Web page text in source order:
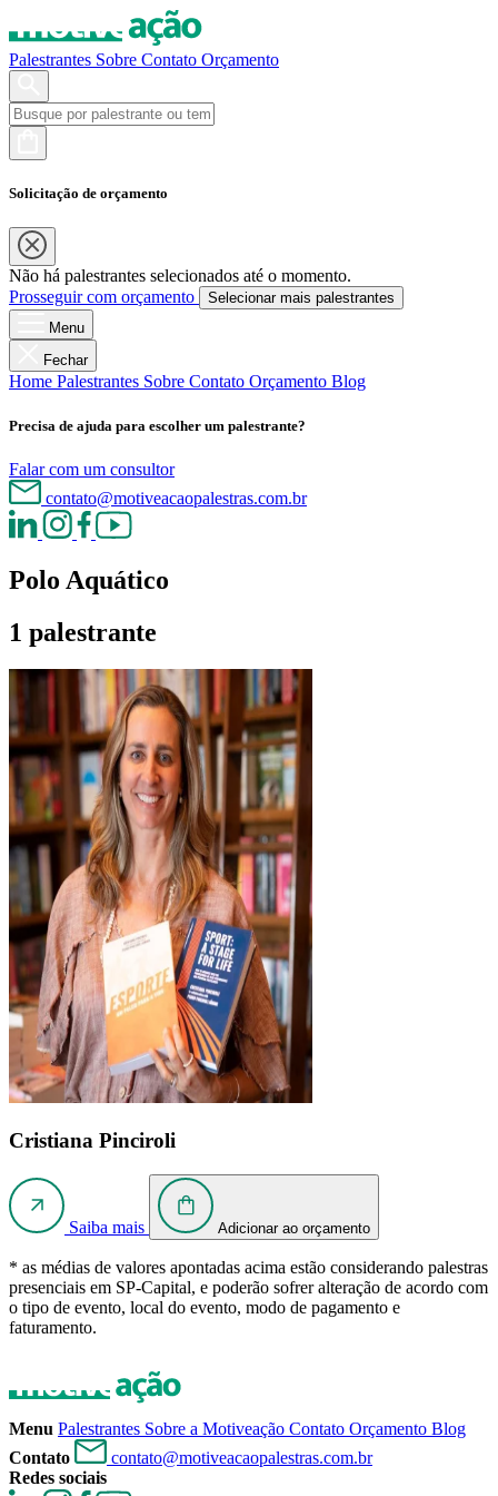
Palestrantes Sobre Contato Orçamento
Solicitação de orçamento
Não há palestrantes selecionados até o momento.
Prosseguir com orçamento
Selecionar mais palestrantes
Menu
Fechar
Home Palestrantes Sobre Contato Orçamento Blog
Precisa de ajuda para escolher um palestrante?
Falar com um consultor
contato@motiveacaopalestras.com.br
Polo Aquático
1 palestrante
Cristiana Pinciroli
Saiba mais Adicionar ao orçamento
* as médias de valores apontadas acima estão considerando palestras
presenciais em SP-Capital, e poderão sofrer alteração de acordo com
o tipo de evento, local do evento, modo de pagamento e
faturamento.
Menu Palestrantes Sobre a Motiveação Contato Orçamento Blog
Contato
contato@motiveacaopalestras.com.br
Redes sociais